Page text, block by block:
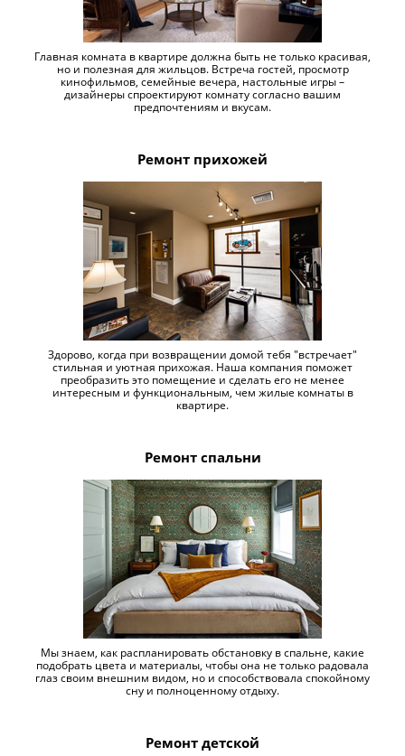
Главная комната в квартире должна быть не только красивая,
но и полезная для жильцов. Встреча гостей, просмотр
кинофильмов, семейные вечера, настольные игры –
дизайнеры спроектируют комнату согласно вашим
предпочтениям и вкусам.
Ремонт прихожей
Здорово, когда при возвращении домой тебя "встречает"
стильная и уютная прихожая. Наша компания поможет
преобразить это помещение и сделать его не менее
интересным и функциональным, чем жилые комнаты в
квартире.
Ремонт спальни
Мы знаем, как распланировать обстановку в спальне, какие
подобрать цвета и материалы, чтобы она не только радовала
глаз своим внешним видом, но и способствовала спокойному
сну и полноценному отдыху.
Ремонт детской